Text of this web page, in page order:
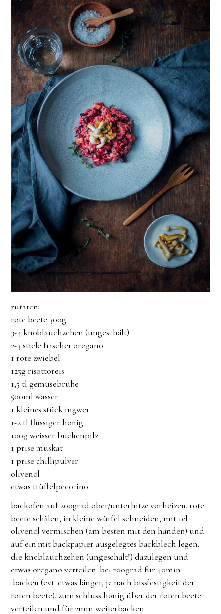
zutaten:
rote beete 300g
3-4 knoblauchzehen (ungeschält)
2-3 stiele frischer oregano
1 rote zwiebel
125g risottoreis
1,5 tl gemüsebrühe
500ml wasser
1 kleines stück ingwer
1-2 tl flüssiger honig
100g weisser buchenpilz
1 prise muskat
1 prise chillipulver
olivenöl
etwas trüffelpecorino
backofen auf 200grad ober/unterhitze vorheizen. rote
beete schälen, in kleine würfel schneiden, mit 1el
olivenöl vermischen (am besten mit den händen) und
auf ein mit backpapier ausgelegtes backblech legen.
die knoblauchzehen (ungeschält!) dazulegen und
etwas oregano verteilen. bei 200grad für 40min
backen (evt. etwas länger, je nach bissfestigkeit der
roten beete). zum schluss honig über der roten beete
verteilen und für 2min weiterbacken.